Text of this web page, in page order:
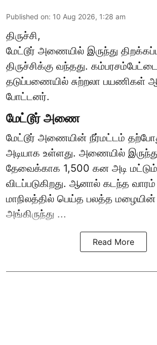
Published on: 10 Aug 2026, 1:28 am
திருச்சி,
மேட்டூர் அணையில் இருந்து
திருச்சிக்கு வந்தது. கம்பரசம்பேட்டை
தடுப்பணையில் சுற்றலா பயணிகள்
போட்டனர்.
மேட்டூர் அணை
மேட்டூர் அணையின் நீர்மட்டம்
அடியாக உள்ளது. அணையில் இருந்து
தேவைக்காக 1,500 கன அடி மட்டும்
விடப்படுகிறது. ஆனால் கடந்த
மாநிலத்தில் பெய்த பலத்த
அங்கிருந்து ...
Read More